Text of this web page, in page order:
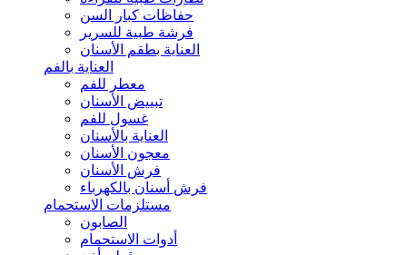
حفاظات كبار السن
فرشة طبية للسرير
العناية بطقم الأسنان
العناية بالفم
معطر للفم
تبييض الأسنان
غسول للفم
العناية بالأسنان
معجون الأسنان
فرش الأسنان
فرش أسنان بالكهرباء
مستلزمات الاستحمام
الصابون
أدوات الاستحمام